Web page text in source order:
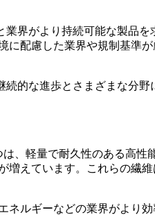
界がより持続可能な製品を
に配慮した業界や規制基準
的な進歩とさまざまな分野
、軽量で耐久性のある高性
増えています。これらの繊
ネルギーなどの業界がより効